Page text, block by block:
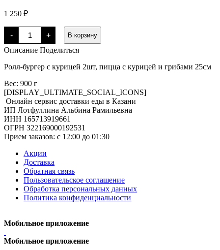
1 250 ₽
-
Количество
товара
Комбо-
обед
+ В корзину
Описание Поделиться
Ролл-бургер с курицей 2шт, пицца с курицей и грибами 25см
Вес: 900 г
[DISPLAY_ULTIMATE_SOCIAL_ICONS]
Онлайн сервис доставки еды в Казани
ИП Лотфуллина Альбина Рамильевна
ИНН 165713919661
ОГРН 322169000192531
Прием заказов: c 12:00 до 01:30
Акции
Доставка
Обратная связь
Пользовательское соглашение
Обработка персональных данных
Политика конфиденциальности
Мобильное приложение
Мобильное приложение